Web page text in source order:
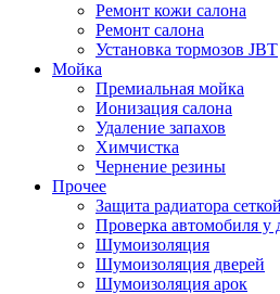
Ремонт кожи салона
Ремонт салона
Установка тормозов JBT
Мойка
Премиальная мойка
Ионизация салона
Удаление запахов
Химчистка
Чернение резины
Прочее
Защита радиатора сеткой
Проверка автомобиля у
Шумоизоляция
Шумоизоляция дверей
Шумоизоляция арок